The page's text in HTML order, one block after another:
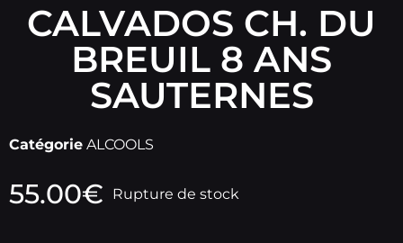
CALVADOS CH. DU
BREUIL 8 ANS
SAUTERNES
Catégorie ALCOOLS
55.00€ Rupture de stock